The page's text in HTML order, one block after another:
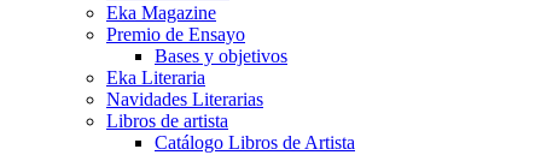
Eka Magazine
Premio de Ensayo
Bases y objetivos
Eka Literaria
Navidades Literarias
Libros de artista
Catálogo Libros de Artista